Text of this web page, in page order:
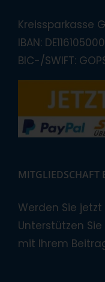
Kreissparkasse
IBAN:
BIC-/SWIFT:
MITGLIEDSCHAFT
Werden Sie
Unterstützen
mit Ihrem